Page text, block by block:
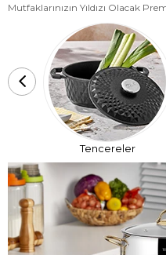
Mutfaklarınızın Yıldızı Olacak
Tencereler